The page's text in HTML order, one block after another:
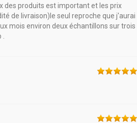
des produits est important et les prix
de livraison)le seul reproche que j'aurai
mois environ deux échantillons sur trois